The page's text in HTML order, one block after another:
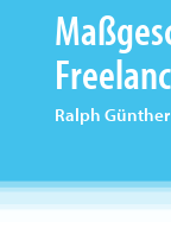
Ralph Günther